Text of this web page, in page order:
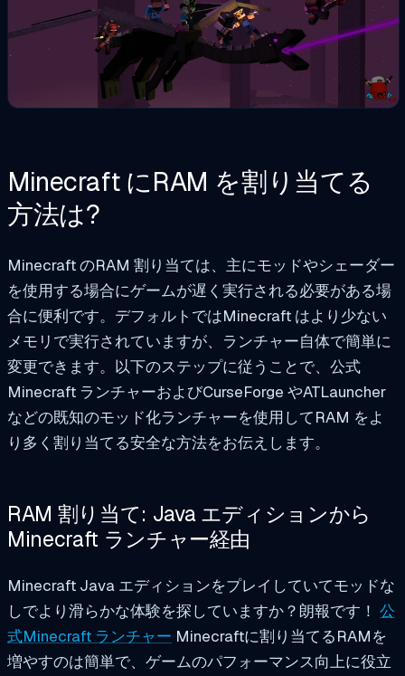
Minecraft にRAM を割り当てる
方法は?
Minecraft のRAM 割り当ては、主にモッドやシェーダー
を使用する場合にゲームが遅く実行される必要がある場
合に便利です。デフォルトではMinecraft はより少ない
メモリで実行されていますが、ランチャー自体で簡単に
変更できます。以下のステップに従うことで、公式
Minecraft ランチャーおよびCurseForge やATLauncher
などの既知のモッド化ランチャーを使用してRAM をよ
り多く割り当てる安全な方法をお伝えします。
RAM 割り当て: Java エディションから
Minecraft ランチャー経由
Minecraft Java エディションをプレイしていてモッドな
しでより滑らかな体験を探していますか？朗報です！ 公
式Minecraft ランチャー Minecraftに割り当てるRAMを
増やすのは簡単で、ゲームのパフォーマンス向上に役立